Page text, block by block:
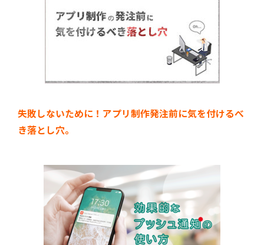
失敗しないために！アプリ制作発注前に気を付けるべ
き落とし穴。